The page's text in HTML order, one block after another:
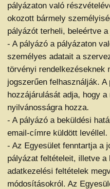
pályázaton való
okozott bármely
pályázót terheli, beleértve
- A pályázó a pályázaton
személyes adatait a
törvényi rendelkezéseknek
jogszerűen felhasználják.
hozzájárulását adja, hogy
nyilvánosságra hozza.
- A pályázó a beküldési
email-címre küldött levéllel.
- Az Egyesület fenntartja a
pályázat feltételeit, illetve a
adatkezelési feltételek
módosításokról. Az